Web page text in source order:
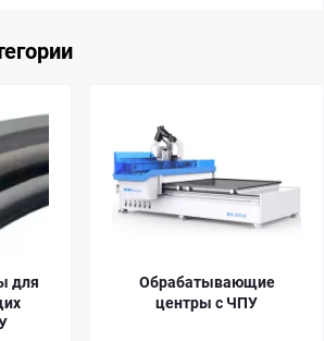
Обрабатывающие
центры с ЧПУ